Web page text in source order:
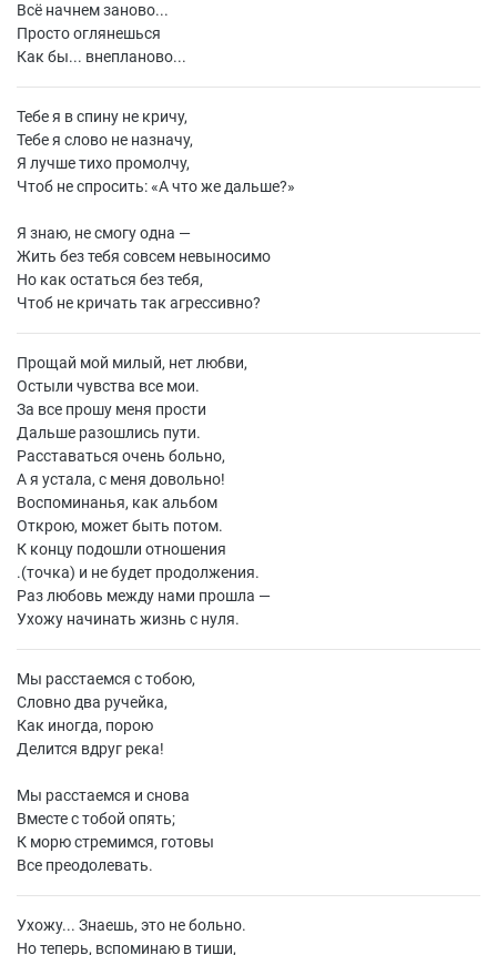
Всё начнем заново...
Просто оглянешься
Как бы... внепланово...
Тебе я в спину не кричу,
Тебе я слово не назначу,
Я лучше тихо промолчу,
Чтоб не спросить: «А что же дальше?»
Я знаю, не смогу одна —
Жить без тебя совсем невыносимо
Но как остаться без тебя,
Чтоб не кричать так агрессивно?
Прощай мой милый, нет любви,
Остыли чувства все мои.
За все прошу меня прости
Дальше разошлись пути.
Расставаться очень больно,
А я устала, с меня довольно!
Воспоминанья, как альбом
Открою, может быть потом.
К концу подошли отношения
.(точка) и не будет продолжения.
Раз любовь между нами прошла —
Ухожу начинать жизнь с нуля.
Мы расстаемся с тобою,
Словно два ручейка,
Как иногда, порою
Делится вдруг река!
Мы расстаемся и снова
Вместе с тобой опять;
К морю стремимся, готовы
Все преодолевать.
Ухожу... Знаешь, это не больно.
Но теперь, вспоминаю в тиши,